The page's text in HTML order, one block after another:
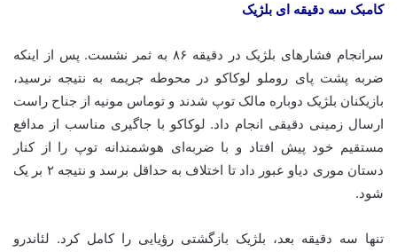
کامبک سه دقیقه ای بلژیک
سرانجام فشارهای بلژیک در دقیقه ۸۶ به ثمر نشست. پس از اینکه
ضربه پشت پای روملو لوکاکو در محوطه جریمه به نتیجه نرسید،
بازیکنان بلژیک دوباره مالک توپ شدند و توماس مونیه از جناح راست
ارسال زمینی دقیقی انجام داد. لوکاکو با جاگیری مناسب از مدافع
مستقیم خود پیش افتاد و با ضربه‌ای هوشمندانه توپ را از کنار
دستان موری دیاو عبور داد تا اختلاف به حداقل برسد و نتیجه ۲ بر یک
شود.
تنها سه دقیقه بعد، بلژیک بازگشتی رؤیایی را کامل کرد. لئاندرو